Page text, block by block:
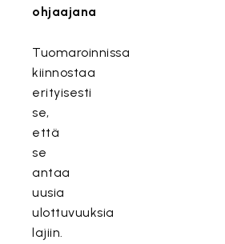
ohjaajana
Tuomaroinnissa
kiinnostaa
erityisesti
se,
että
se
antaa
uusia
ulottuvuuksia
lajiin.